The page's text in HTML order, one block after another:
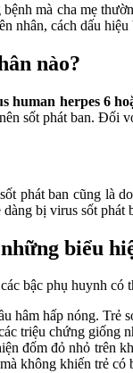
mà cha mẹ
nhân, cách dấu
nào?
human herpes 6
sốt phát ban. Đối
phát ban cũng là
bị virus sốt phát
biểu
bậc phụ huynh có
hâm hấp nóng. Trẻ
triệu chứng giống
đốm đỏ nhỏ trên
không khiến trẻ có